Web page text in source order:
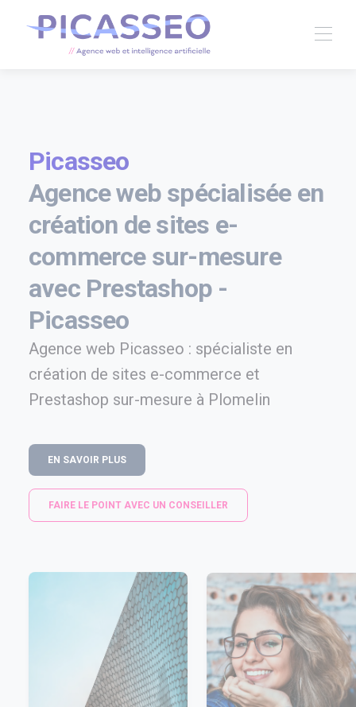
Picasseo
Agence web spécialisée en
création de sites e-
commerce sur-mesure
avec Prestashop -
Picasseo
Agence web Picasseo : spécialiste en
création de sites e-commerce et
Prestashop sur-mesure à Plomelin
EN SAVOIR PLUS
FAIRE LE POINT AVEC UN CONSEILLER